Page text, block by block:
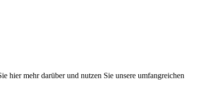
hier mehr darüber und nutzen Sie unsere umfangreichen